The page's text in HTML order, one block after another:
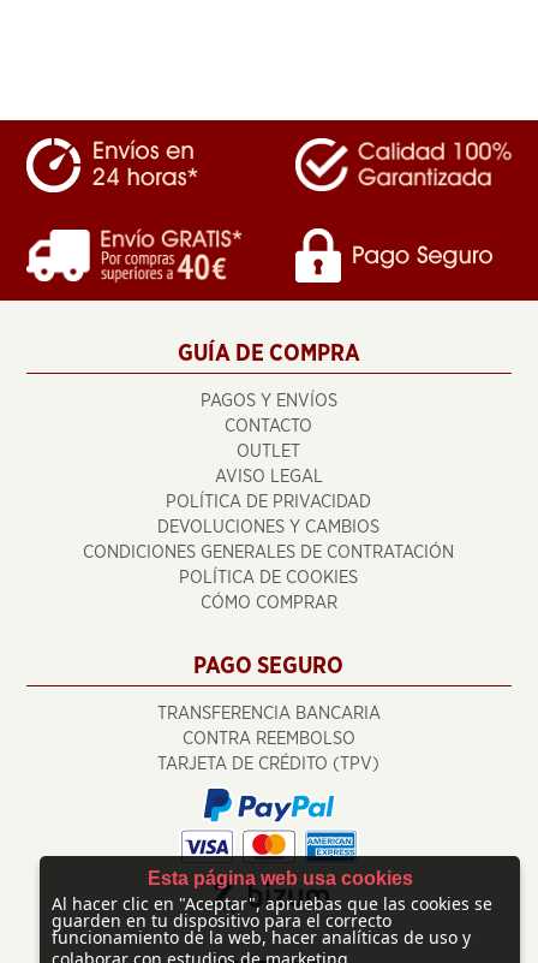
GUÍA DE COMPRA
PAGOS Y ENVÍOS
CONTACTO
OUTLET
AVISO LEGAL
POLÍTICA DE PRIVACIDAD
DEVOLUCIONES Y CAMBIOS
CONDICIONES GENERALES DE CONTRATACIÓN
POLÍTICA DE COOKIES
CÓMO COMPRAR
PAGO SEGURO
TRANSFERENCIA BANCARIA
CONTRA REEMBOLSO
TARJETA DE CRÉDITO (TPV)
Esta página web usa cookies
Al hacer clic en "Aceptar", apruebas que las cookies se
guarden en tu dispositivo para el correcto
funcionamiento de la web, hacer analíticas de uso y